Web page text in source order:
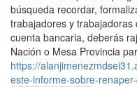
búsqueda recordar,
trabajadores y
cuenta bancaria, deberás
Nación o Mesa Provincia
https://
este-informe-sobre-